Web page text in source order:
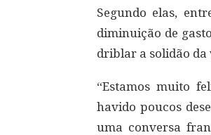
Segundo elas,
diminuição de
driblar a solidão da
“Estamos muito
havido poucos
uma conversa